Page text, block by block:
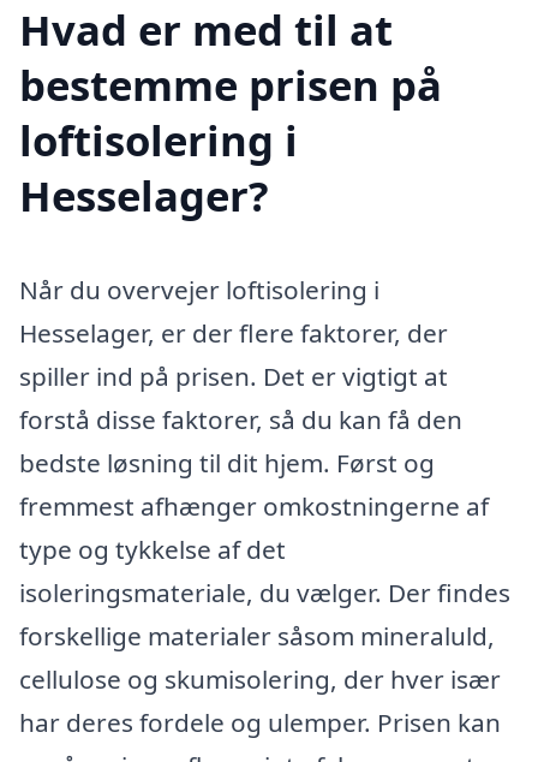
Hvad er med til at
bestemme prisen på
loftisolering i
Hesselager?
Når du overvejer loftisolering i
Hesselager, er der flere faktorer, der
spiller ind på prisen. Det er vigtigt at
forstå disse faktorer, så du kan få den
bedste løsning til dit hjem. Først og
fremmest afhænger omkostningerne af
type og tykkelse af det
isoleringsmateriale, du vælger. Der findes
forskellige materialer såsom mineraluld,
cellulose og skumisolering, der hver især
har deres fordele og ulemper. Prisen kan